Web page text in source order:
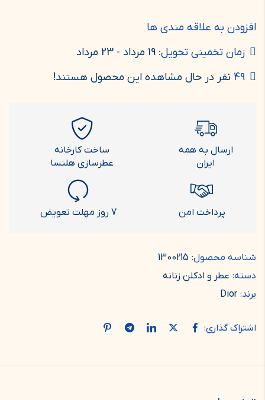
افزودن به علاقه مندی ها
زمان تخمینی تحویل: 19 مرداد - 23 مرداد
49 نفر در حال مشاهده این محصول هستند!
ارسال به همه
ایران
ساخت کارخانه
عطرسازی هلنسا
پرداخت امن 7 روز مهلت تعویض
شناسه محصول: 1300215
دسته: عطر و ادکلن زنانه
برند: Dior
اشتراک گذاری: